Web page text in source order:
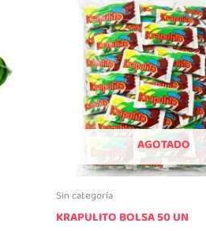
AGOTADO
Sin categoría
KRAPULITO BOLSA 50 UN